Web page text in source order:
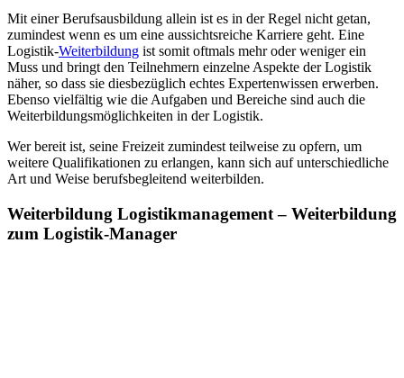
Mit einer Berufsausbildung allein ist es in der Regel nicht getan,
zumindest wenn es um eine aussichtsreiche Karriere geht. Eine
Logistik-Weiterbildung ist somit oftmals mehr oder weniger ein
Muss und bringt den Teilnehmern einzelne Aspekte der Logistik
näher, so dass sie diesbezüglich echtes Expertenwissen erwerben.
Ebenso vielfältig wie die Aufgaben und Bereiche sind auch die
Weiterbildungsmöglichkeiten in der Logistik.
Wer bereit ist, seine Freizeit zumindest teilweise zu opfern, um
weitere Qualifikationen zu erlangen, kann sich auf unterschiedliche
Art und Weise berufsbegleitend weiterbilden.
Weiterbildung Logistikmanagement – Weiterbildung
zum Logistik-Manager